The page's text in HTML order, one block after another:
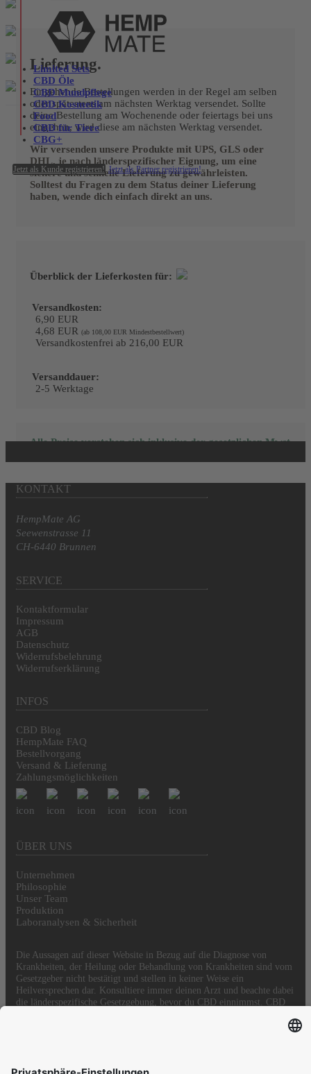
Limited Sets
CBD Öle
CBD Mundpflege
CBD Kosmetik
Food
CBD für Tiere
CBG+
Jetzt als Kunde registrieren! Jetzt als Partner registrieren!
Lieferung.
Eingehende Bestellungen werden in der Regel am selben
oder spätestens am nächsten Werktag versendet. Sollte
deine Bestellung am Wochenende oder feiertags bei uns
eingehen, wird diese am nächsten Werktag versendet.
Wir versenden unsere Produkte mit UPS, GLS oder
DHL, je nach länderspezifischer Eignung, um eine
sichere und schnelle Lieferung zu gewährleisten.
Solltest du Fragen zu dem Status deiner Lieferung
haben, wende dich einfach direkt an uns.
Überblick der Lieferkosten für:
Versandkosten:
6,90 EUR
4,68 EUR (ab 108,00 EUR Mindestbestellwert)
Versandkostenfrei ab 216,00 EUR
Versanddauer:
2-5 Werktage
Alle Preise verstehen sich inklusive der gesetzlichen Mwst.
KONTAKT
HempMate AG
Seewenstrasse 11
CH-6440 Brunnen
SERVICE
Kontaktformular
Impressum
AGB
Datenschutz
Widerrufsbelehrung
Widerrufserklärung
INFOS
CBD Blog
HempMate FAQ
Bestellvorgang
Versand & Lieferung
Zahlungsmöglichkeiten
ÜBER UNS
Unternehmen
Philosophie
Unser Team
Produktion
Laboranalysen & Sicherheit
Die Aussagen auf dieser Website in Bezug auf die Diagnose von
Krankheiten, der Heilung oder Behandlung von Krankheiten sind vom
Gesetzgeber nicht bestätigt und stellen in keiner Weise ein
Heilversprechen dar. Konsultiere immer deinen Arzt und beachte dabei
die länderspezifische Gesetzgebung, bevor du CBD einnimmst. CBD